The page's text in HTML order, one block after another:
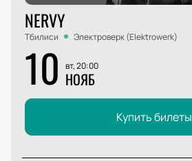
NERVY
Тбилиси Электроверк (Elektrowerk)
10 вт, 20:00
НОЯБ
Купить билеты